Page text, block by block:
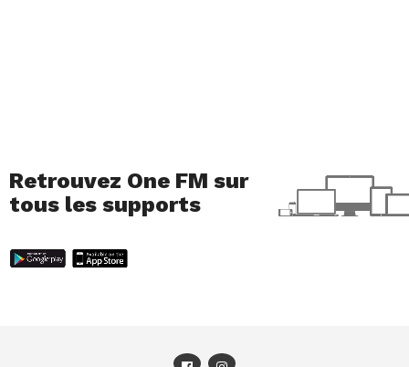
Retrouvez One FM sur
tous les supports